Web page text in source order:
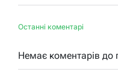
Останні коментарі
Немає коментарів до